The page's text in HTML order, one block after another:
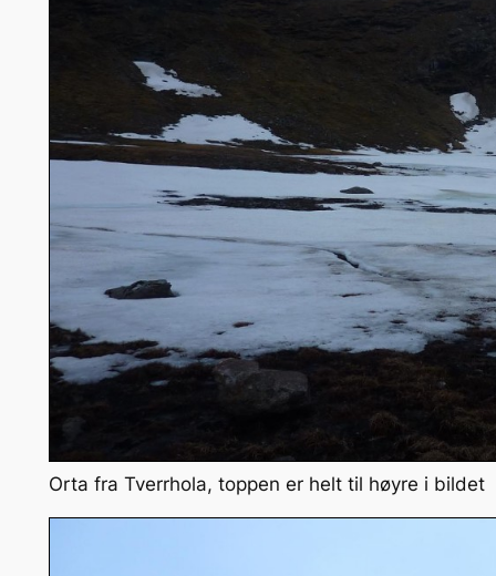
Orta fra Tverrhola, toppen er helt til høyre i bildet